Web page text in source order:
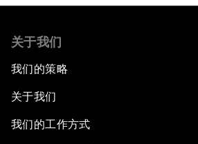
关于我们
我们的策略
关于我们
我们的工作方式